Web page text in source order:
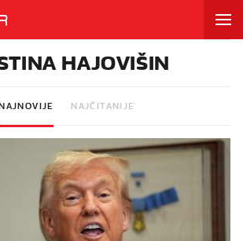
HAJOVIŠIN
NAJČITANIJE